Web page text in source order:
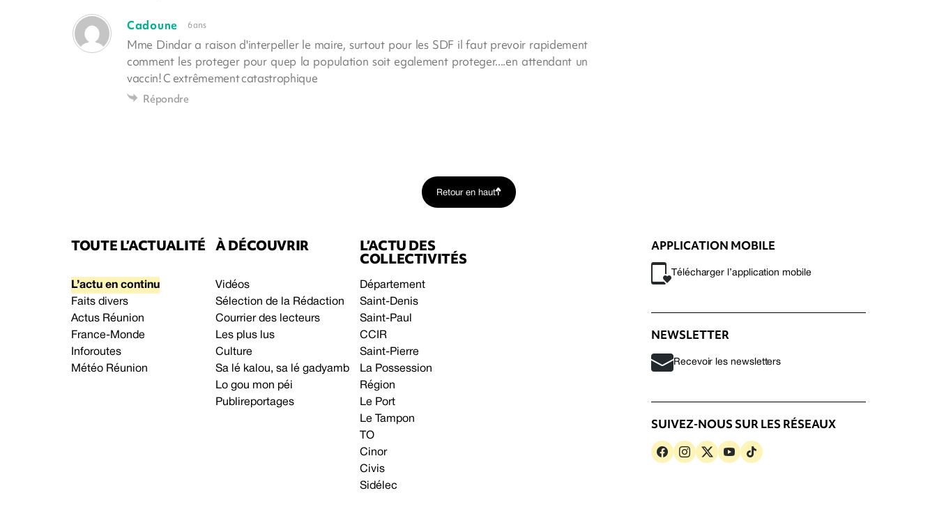
Cadoune 6 ans
Mme Dindar a raison d'interpeller le maire, surtout pour les SDF il faut prevoir rapidement
comment les proteger pour quep la population soit egalement proteger....en attendant un
vaccin! C extrêmement catastrophique
Répondre
Retour en haut
TOUTE L’ACTUALITÉ
L’actu en continu
Faits divers
Actus Réunion
France-Monde
Inforoutes
Météo Réunion
À DÉCOUVRIR
Vidéos
Sélection de la Rédaction
Courrier des lecteurs
Les plus lus
Culture
Sa lé kalou, sa lé gadyamb
Lo gou mon péi
Publireportages
L’ACTU DES
COLLECTIVITÉS
Département
Saint-Denis
Saint-Paul
CCIR
Saint-Pierre
La Possession
Région
Le Port
Le Tampon
TO
Cinor
Civis
Sidélec
APPLICATION MOBILE
Télécharger l’application mobile
NEWSLETTER
Recevoir les newsletters
SUIVEZ-NOUS SUR LES RÉSEAUX